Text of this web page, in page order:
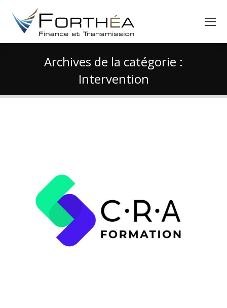
Archives de la catégorie :
Intervention
Vous êtes ici :